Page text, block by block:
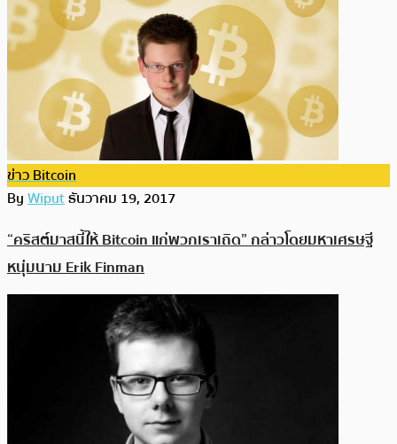
ข่าว Bitcoin
ByWiputธันวาคม 19, 2017
“คริสต์มาสนี้ให้ Bitcoin แก่พวกเราเถิด” กล่าวโดยมหาเศรษฐี
หนุ่มนาม Erik Finman